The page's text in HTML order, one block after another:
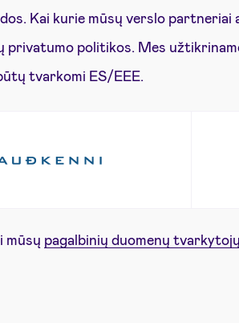
Kai kurie mūsų verslo partneriai
privatumo politikos. Mes
tvarkomi ES/EEE.
mūsų pagalbinių duomenų